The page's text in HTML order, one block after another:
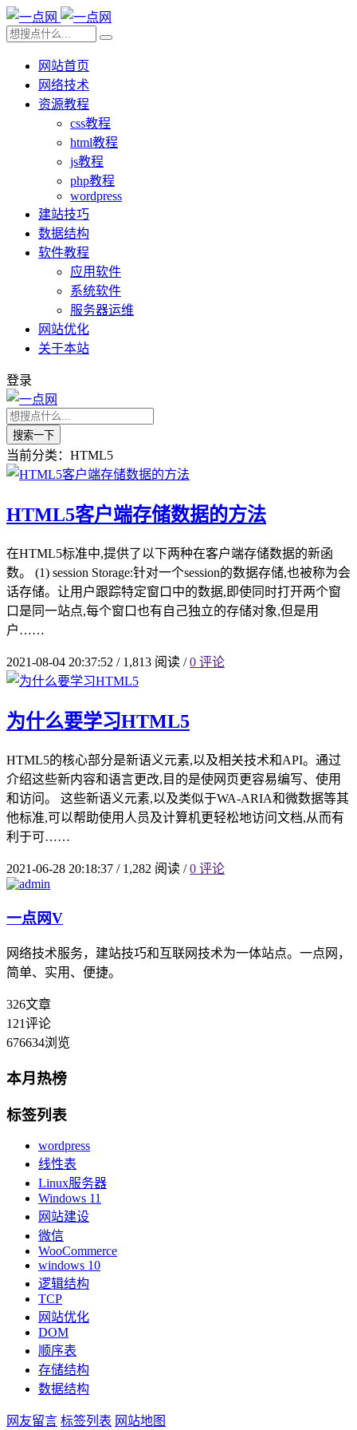
网站首页
网络技术
资源教程
css教程
html教程
js教程
php教程
wordpress
建站技巧
数据结构
软件教程
应用软件
系统软件
服务器运维
网站优化
关于本站
登录
搜索一下
当前分类：HTML5
HTML5客户端存储数据的方法
在HTML5标准中,提供了以下两种在客户端存储数据的新函
数。 (1) session Storage:针对一个session的数据存储,也被称为会
话存储。让用户跟踪特定窗口中的数据,即使同时打开两个窗
口是同一站点,每个窗口也有自己独立的存储对象,但是用
户……
2021-08-04 20:37:52 /1,813 阅读 / 0 评论
为什么要学习HTML5
HTML5的核心部分是新语义元素,以及相关技术和API。通过
介绍这些新内容和语言更改,目的是使网页更容易编写、使用
和访问。 这些新语义元素,以及类似于WA-ARIA和微数据等其
他标准,可以帮助使用人员及计算机更轻松地访问文档,从而有
利于可……
2021-06-28 20:18:37 /1,282 阅读 / 0 评论
一点网V
网络技术服务，建站技巧和互联网技术为一体站点。一点网，
简单、实用、便捷。
326文章
121评论
676634浏览
本月热榜
标签列表
wordpress
线性表
Linux服务器
Windows 11
网站建设
微信
WooCommerce
windows 10
逻辑结构
TCP
网站优化
DOM
顺序表
存储结构
数据结构
网友留言 标签列表 网站地图